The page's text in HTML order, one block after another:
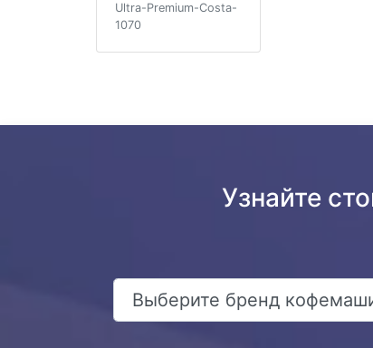
Ultra-Premium-Costa-
1070
Узнайте